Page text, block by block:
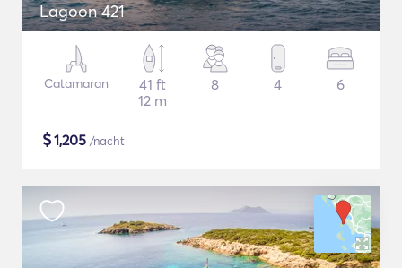
Lagoon 421
Catamaran
41 ft
12 m
8 4 6
$1,205 /nacht